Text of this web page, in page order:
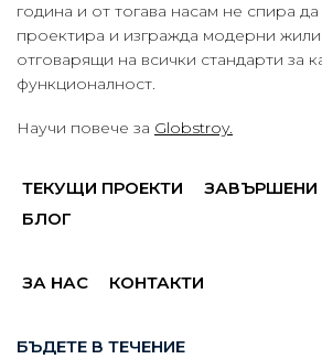
година и от тогава насам не спира
проектира и изгражда модерни
отговарящи на всички стандарти за
функционалност.
Научи повече за Globstroy.
ТЕКУЩИ ПРОЕКТИ
ЗАВЪРШЕНИ
БЛОГ
ЗА НАС КОНТАКТИ
БЪДЕТЕ В ТЕЧЕНИЕ